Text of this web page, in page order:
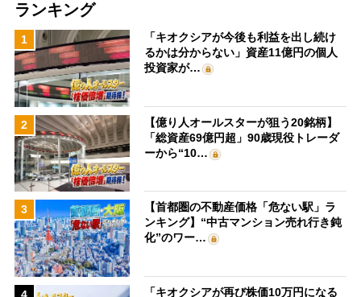
ランキング
1
「キオクシアが今後も利益を出し続け
るかは分からない」資産11億円の個人
投資家が…
2
【億り人オールスターが狙う20銘柄】
「総資産69億円超」90歳現役トレーダ
ーから“10…
3
【首都圏の不動産価格「危ない駅」ラ
ンキング】“中古マンション売れ行き鈍
化”のワー…
「キオクシアが再び株価10万円になる